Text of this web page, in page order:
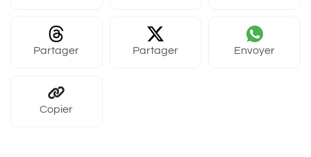
Partager Partager Envoyer
Copier